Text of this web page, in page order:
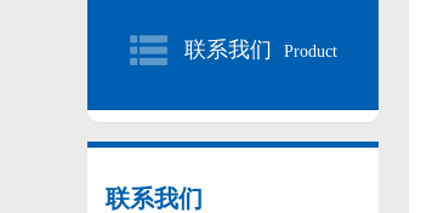
联系我们 Product
联系我们